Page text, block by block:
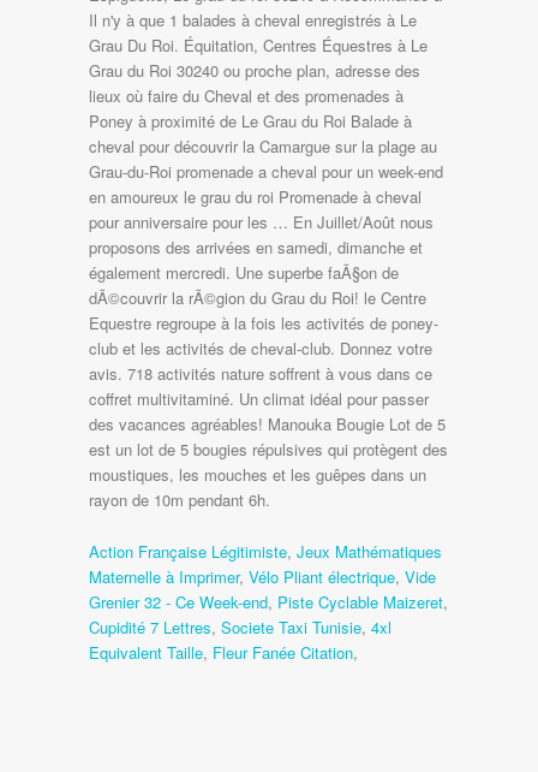
Action Française Légitimiste, Jeux Mathématiques
Maternelle à Imprimer, Vélo Pliant électrique, Vide
Grenier 32 - Ce Week-end, Piste Cyclable Maizeret,
Cupidité 7 Lettres, Societe Taxi Tunisie, 4xl
Equivalent Taille, Fleur Fanée Citation,